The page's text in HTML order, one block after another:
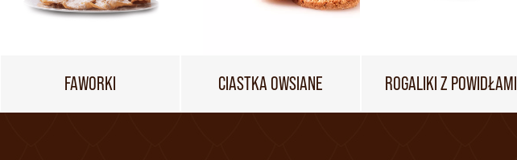
FAWORKI CIASTKA OWSIANE ROGALIKI Z POWIDŁAMI